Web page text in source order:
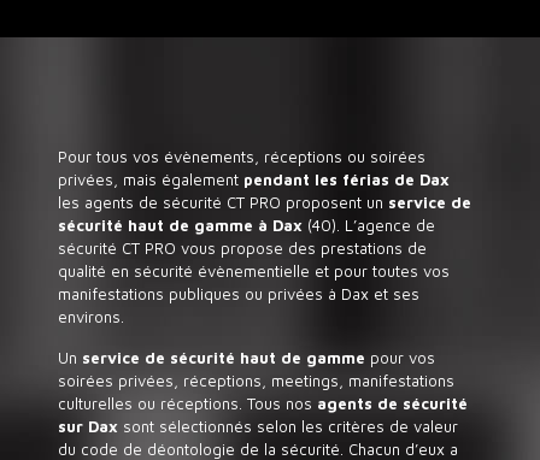
Pour tous vos évènements, réceptions ou soirées
privées, mais également pendant les férias de Dax
les agents de sécurité CT PRO proposent un service de
sécurité haut de gamme à Dax (40). L’agence de
sécurité CT PRO vous propose des prestations de
qualité en sécurité évènementielle et pour toutes vos
manifestations publiques ou privées à Dax et ses
environs.
Un service de sécurité haut de gamme pour vos
soirées privées, réceptions, meetings, manifestations
culturelles ou réceptions. Tous nos agents de sécurité
sur Dax sont sélectionnés selon les critères de valeur
du code de déontologie de la sécurité. Chacun d’eux a